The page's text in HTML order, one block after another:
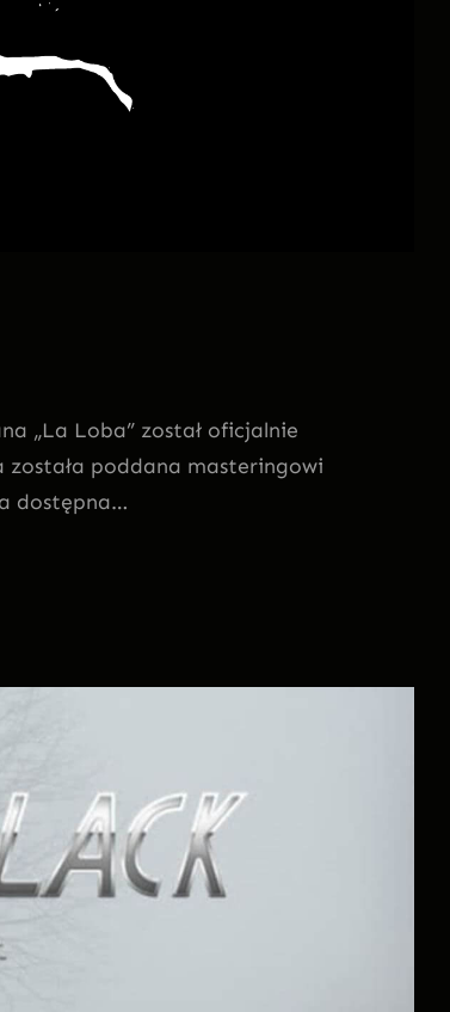
„La Loba” został oficjalnie
została poddana masteringowi
dostępna…